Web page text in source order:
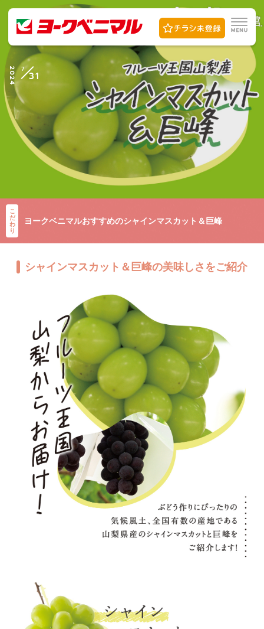
2024 7
31
こ
だ
わ
り
ヨークベニマルおすすめのシャインマスカット＆巨峰
シャインマスカット＆巨峰の美味しさをご紹介